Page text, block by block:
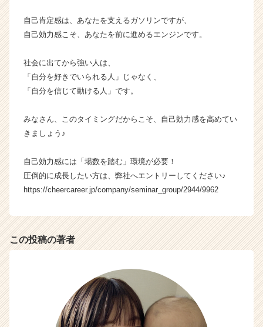
自己肯定感は、あなたを支えるガソリンですが、
自己効力感こそ、あなたを前に進めるエンジンです。
社会に出てから強い人は、
「自分を好きでいられる人」じゃなく、
「自分を信じて動ける人」です。
みなさん、このタイミングだからこそ、自己効力感を高めてい
きましょう♪
自己効力感には「場数を踏む」環境が必要！
圧倒的に成長したい方は、弊社へエントリーしてください♪
https://cheercareer.jp/company/seminar_group/2944/9962
この投稿の著者